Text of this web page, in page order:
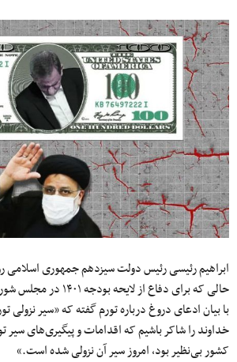
حالی که برای دفاع از
با بیان ادعای دروغ درباره تورم گفته که «سیر نزولی
کشور بی‌نظیر بود، امروز سیر آن نزولی شده است.»